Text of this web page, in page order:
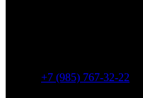
+7 (985) 767-32-22